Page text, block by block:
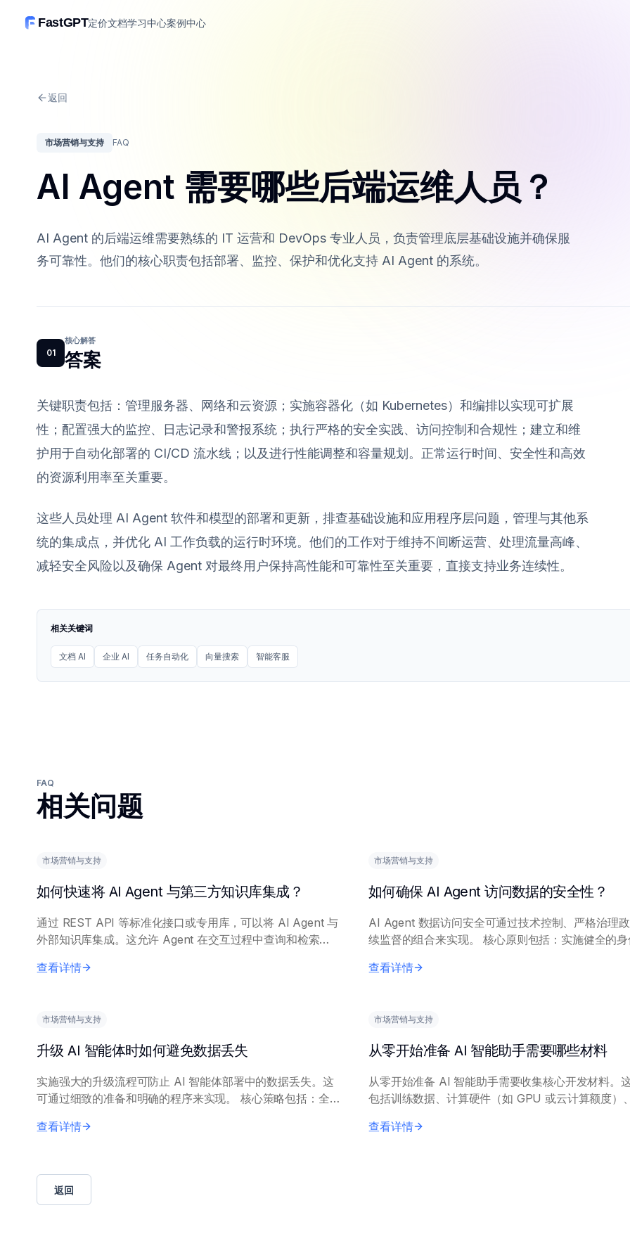
FastGPT定价文档学习中心案例中心
返回
市场营销与支持 FAQ
AI Agent 需要哪些后端运维人员？
AI Agent 的后端运维需要熟练的 IT 运营和 DevOps 专业人员，负责管理底层基础设施并确保服
务可靠性。他们的核心职责包括部署、监控、保护和优化支持 AI Agent 的系统。
01
核心解答
答案
关键职责包括：管理服务器、网络和云资源；实施容器化（如 Kubernetes）和编排以实现可扩展
性；配置强大的监控、日志记录和警报系统；执行严格的安全实践、访问控制和合规性；建立和维
护用于自动化部署的 CI/CD 流水线；以及进行性能调整和容量规划。正常运行时间、安全性和高效
的资源利用率至关重要。
这些人员处理 AI Agent 软件和模型的部署和更新，排查基础设施和应用程序层问题，管理与其他系
统的集成点，并优化 AI 工作负载的运行时环境。他们的工作对于维持不间断运营、处理流量高峰、
减轻安全风险以及确保 Agent 对最终用户保持高性能和可靠性至关重要，直接支持业务连续性。
相关关键词
文档 AI 企业 AI 任务自动化 向量搜索 智能客服
FAQ
相关问题
市场营销与支持
如何快速将 AI Agent 与第三方知识库集成？
通过 REST API 等标准化接口或专用库，可以将 AI Agent 与
外部知识库集成。这允许 Agent 在交互过程中查询和检索相
施 R...
查看详情
市场营销与支持
如何确保 AI Agent 访问数据的安全性？
AI Agent 数据访问安全可通过技术控制、严格治理
续监督的组合来实现。 核心原则包括：实施健全的身份认证
加密；采用数据脱敏或令...
查看详情
市场营销与支持
升级 AI 智能体时如何避免数据丢失
实施强大的升级流程可防止 AI 智能体部署中的数据丢失。这
可通过细致的准备和明确的程序来实现。 核心策略包括：全
计划，以及全面的验证检查。关键保...
查看详情
市场营销与支持
从零开始准备 AI 智能助手需要哪些材料
从零开始准备 AI 智能助手需要收集核心开发材料。
包括训练数据、计算硬件（如 GPU 或云计算额度）
特定功能的 A...
查看详情
返回